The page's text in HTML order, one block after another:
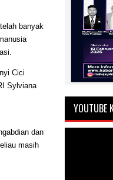
banyak
Cici
Sylviana
dan
masih
YOUTUBE